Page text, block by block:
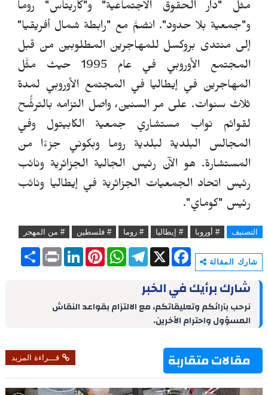
مثل "دار الحقوق الاجتماعية" و"كاريتاس" روما
و"جمعية بلا حدود". انضمَّ مع "رابطة شمال أفريقيا"
إلى منتدى بروكسل للمهاجرين المطلوبين من قبل
المجتمع الأوروبي في عام 1995 حيث مثَّل
المهاجرين في إيطاليا في المجتمع الأوروبي لمدة
ثلاث سنوات. على مر السنين، واصل التزامه بالترشُّح
لقوائم نواب مستشاري جمعية الكابيتول وفي
المجالس البلدية لبلدية روما وبكوني جزءًا من
المستشارة. هو الآن رئيس الجالية الجزائرية ونائب
رئيس اتحاد الجمعيات الجزائرية في إيطاليا ونائب
رئيس "كوماي".
التصنيف # أوروبا # إيطاليا # روما # فلسطين # من المهجر
شارك المقالة
S
h
P
r
L
I
P
e
W
h
p
T
e
g
a
X
F
a
b
o
k
شارك برأيك في الخبر
نرحب بآرائكم وتعليقاتكم، مع الالتزام بقواعد النقاش
المسؤول واحترام الآخرين.
مقالات متقاربة قـــراءة المزيد